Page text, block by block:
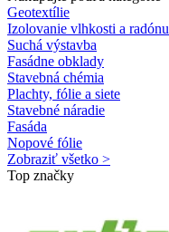
Geotextílie
Izolovanie vlhkosti a radónu
Suchá výstavba
Fasádne obklady
Stavebná chémia
Plachty, fólie a siete
Stavebné náradie
Fasáda
Nopové fólie
Zobraziť všetko >
Top značky